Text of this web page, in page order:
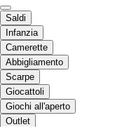
Saldi
Infanzia
Camerette
Abbigliamento
Scarpe
Giocattoli
Giochi all'aperto
Outlet